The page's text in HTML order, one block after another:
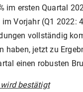
im ersten Quartal
Vorjahr (Q1 2022:
vollständig
haben, jetzt zu
einen robusten
bestätigt